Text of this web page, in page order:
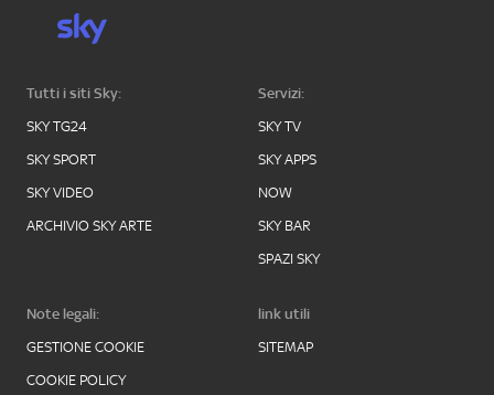
Tutti i siti Sky:
SKY TG24
SKY SPORT
SKY VIDEO
ARCHIVIO SKY ARTE
Servizi:
SKY TV
SKY APPS
NOW
SKY BAR
SPAZI SKY
Note legali:
GESTIONE COOKIE
COOKIE POLICY
link utili
SITEMAP